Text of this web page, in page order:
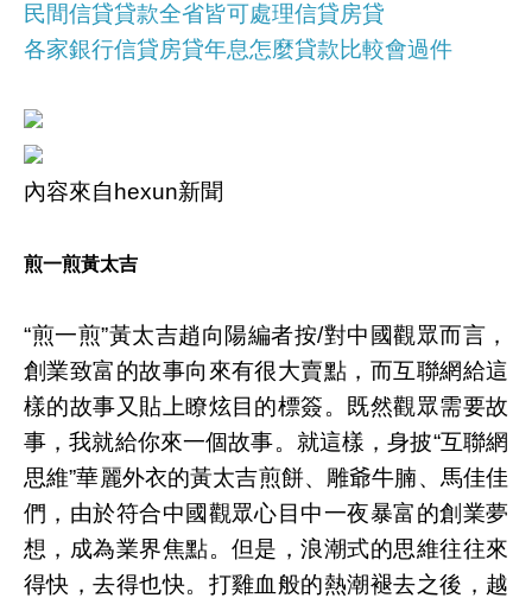
民間信貸貸款全省皆可處理信貸房貸
各家銀行信貸房貸年息怎麼貸款比較會過件
內容來自hexun新聞
煎一煎黃太吉
“煎一煎”黃太吉趙向陽編者按/對中國觀眾而言，
創業致富的故事向來有很大賣點，而互聯網給這
樣的故事又貼上瞭炫目的標簽。既然觀眾需要故
事，我就給你來一個故事。就這樣，身披“互聯網
思維”華麗外衣的黃太吉煎餅、雕爺牛腩、馬佳佳
們，由於符合中國觀眾心目中一夜暴富的創業夢
想，成為業界焦點。但是，浪潮式的思維往往來
得快，去得也快。打雞血般的熱潮褪去之後，越